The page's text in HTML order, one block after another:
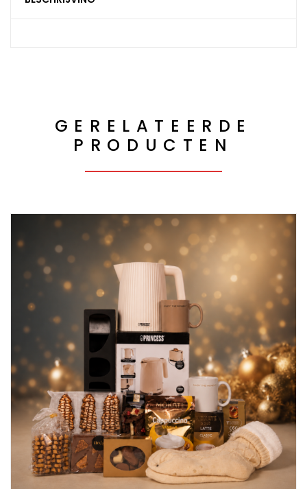
GERELATEERDE
PRODUCTEN